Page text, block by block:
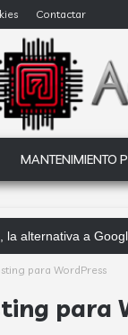
Contactar
MANTENIMIENTO
la alternativa a
para WordPress
para